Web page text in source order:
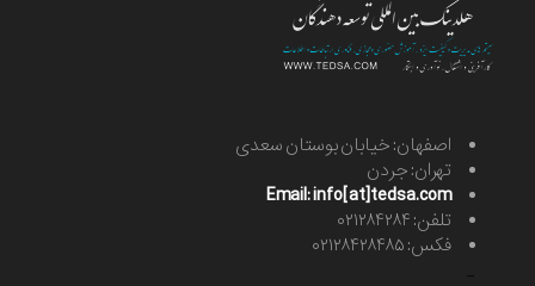
اصفهان: خیابان بوستان سعدی
تهران: جردن
Email: info[at]tedsa.com
تلفن: ۰۲۱۲۸۴۲۸۴
فکس: ۰۲۱۲۸۴۲۸۴۸۵